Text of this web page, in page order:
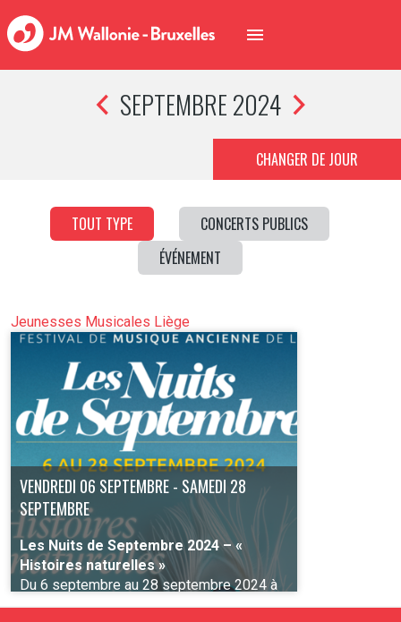
SEPTEMBRE 2024
CHANGER DE JOUR
TOUT TYPE
CONCERTS PUBLICS
ÉVÉNEMENT
Jeunesses Musicales Liège
VENDREDI 06 SEPTEMBRE - SAMEDI 28
SEPTEMBRE
Les Nuits de Septembre 2024 – «
Histoires naturelles »
Du 6 septembre au 28 septembre 2024 à
Liège